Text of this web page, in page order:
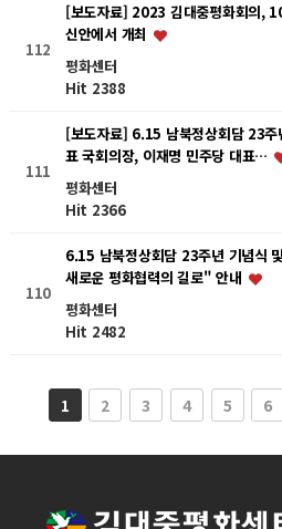
112
[보도자료] 2023 김대중평화회의,
신안에서 개최
평화센터
Hit 2388
111
[보도자료] 6.15 남북정상회담 23
표 국회의장, 이재명 민주당 대표…
평화센터
Hit 2366
110
6.15 남북정상회담 23주년 기념식
새로운 평화협력의 길로" 안내
평화센터
Hit 2482
1 2 3 4 5 6